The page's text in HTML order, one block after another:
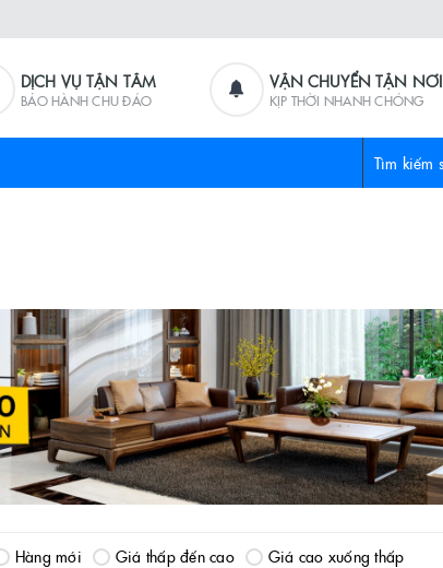
DỊCH VỤ TẬN TÂM
BẢO HÀNH CHU ĐÁO
VẬN CHUYỂN TẬN NƠI
KỊP THỜI NHANH CHÓNG
Hàng mới Giá thấp đến cao Giá cao xuống thấp